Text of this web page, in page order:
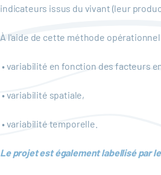
indicateurs issus du vivant (leur
À l'aide de cette méthode
• variabilité en fonction des facteurs
• variabilité spatiale,
• variabilité temporelle.
Le projet est également labellisé par